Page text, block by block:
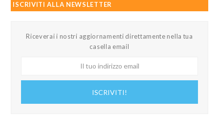
ISCRIVITI ALLA NEWSLETTER
Riceverai i nostri aggiornamenti direttamente nella tua
casella email
ISCRIVITI!